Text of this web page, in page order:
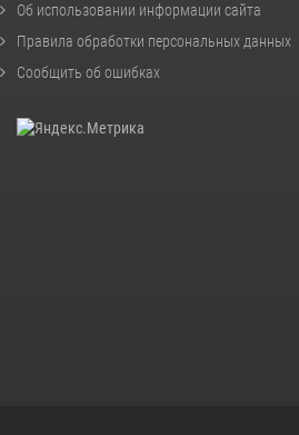
Об использовании информации сайта
Правила обработки персональных данных
Сообщить об ошибках